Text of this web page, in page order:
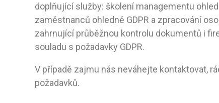
doplňující služby: školení managementu
zaměstnanců ohledně GDPR a zpracování
zahrnující průběžnou kontrolu dokumentů i
souladu s požadavky GDPR.
V případě zajmu nás neváhejte kontaktovat,
požadavků.